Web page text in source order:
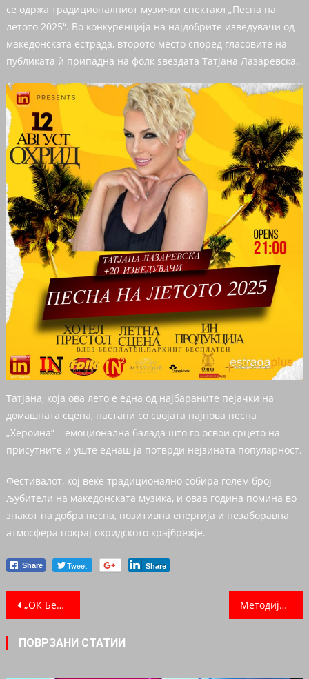
се одржа традиционалниот музички спектакл „Песна на
летото 2025“. Во конкуренција на најдобрите изведувачи од
македонската естрада, второто место според гласовите на
публиката ѝ припадна на фолк ѕвездата Татјана Лазаревска.
Татјана, која ова лето е една од најбараните пејачки на
домашната сцена, настапи со својата најнова песна
„Хероина“ – емоционална балада што го освои срцето на
присутните и уште еднаш ја потврди нејзината популарност.
Фестивалот, кој веќе традиционално собира голем број
љубители на македонската музика, и оваа година помина во
знакот на добра песна, позитивна енергија и незаборавна
атмосфера покрај охридското крајбрежје.
Share Tweet Share
Post navigation
„ОК Бенд“ од Прилеп со највесела песна на „Песна на летото 2025“ Методија Столески ја освои публиката на социјалните мрежи – трето место во новата рубрика на „Песна на летото“
ПОВРЗАНИ СТАТИИ